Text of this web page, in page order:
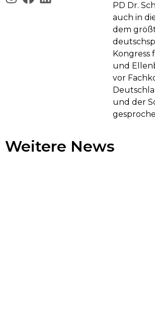
PD Dr.
auch in
dem
Kongress
und
vor
und der
Weitere News